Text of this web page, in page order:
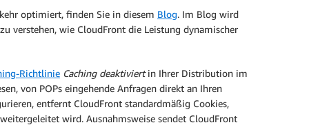
optimiert, finden Sie in diesem Blog. Im Blog wird
verstehen, wie CloudFront die Leistung dynamischer
Richtlinie Caching deaktiviertin Ihrer Distribution im
von POPs eingehende Anfragen direkt an Ihren
entfernt CloudFront standardmäßig Cookies,
wird. Ausnahmsweise sendet CloudFront